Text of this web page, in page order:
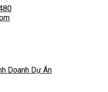
Doanh Dự Án